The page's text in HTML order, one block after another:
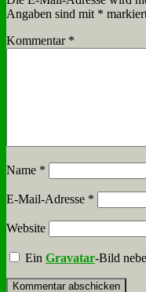
Angaben sind mit *
Kommentar *
Name *
E-Mail-Adresse *
Website
EinGravatar-Bild